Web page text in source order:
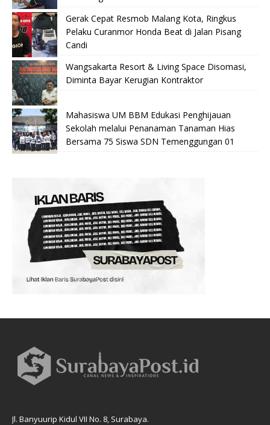
Gerak Cepat Resmob Malang Kota, Ringkus
Pelaku Curanmor Honda Beat di Jalan Pisang
Candi
Wangsakarta Resort & Living Space Disomasi,
Diminta Bayar Kerugian Kontraktor
Mahasiswa UM BBM Edukasi Penghijauan
Sekolah melalui Penanaman Tanaman Hias
Bersama 75 Siswa SDN Temenggungan 01
Jl. Banyuurip Kidul VII No. 8, Surabaya.